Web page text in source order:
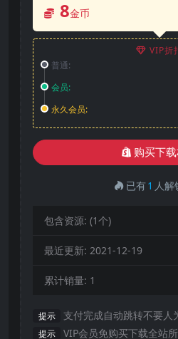
8金币
VIP折
普通:
会员:
永久会员:
购买下
已有1 人解
包含资源: (1个)
最近更新: 2021-12-19
累计销量: 1
提示 支付完成自动跳转不要人
提示
VIP会员免购买下载全站